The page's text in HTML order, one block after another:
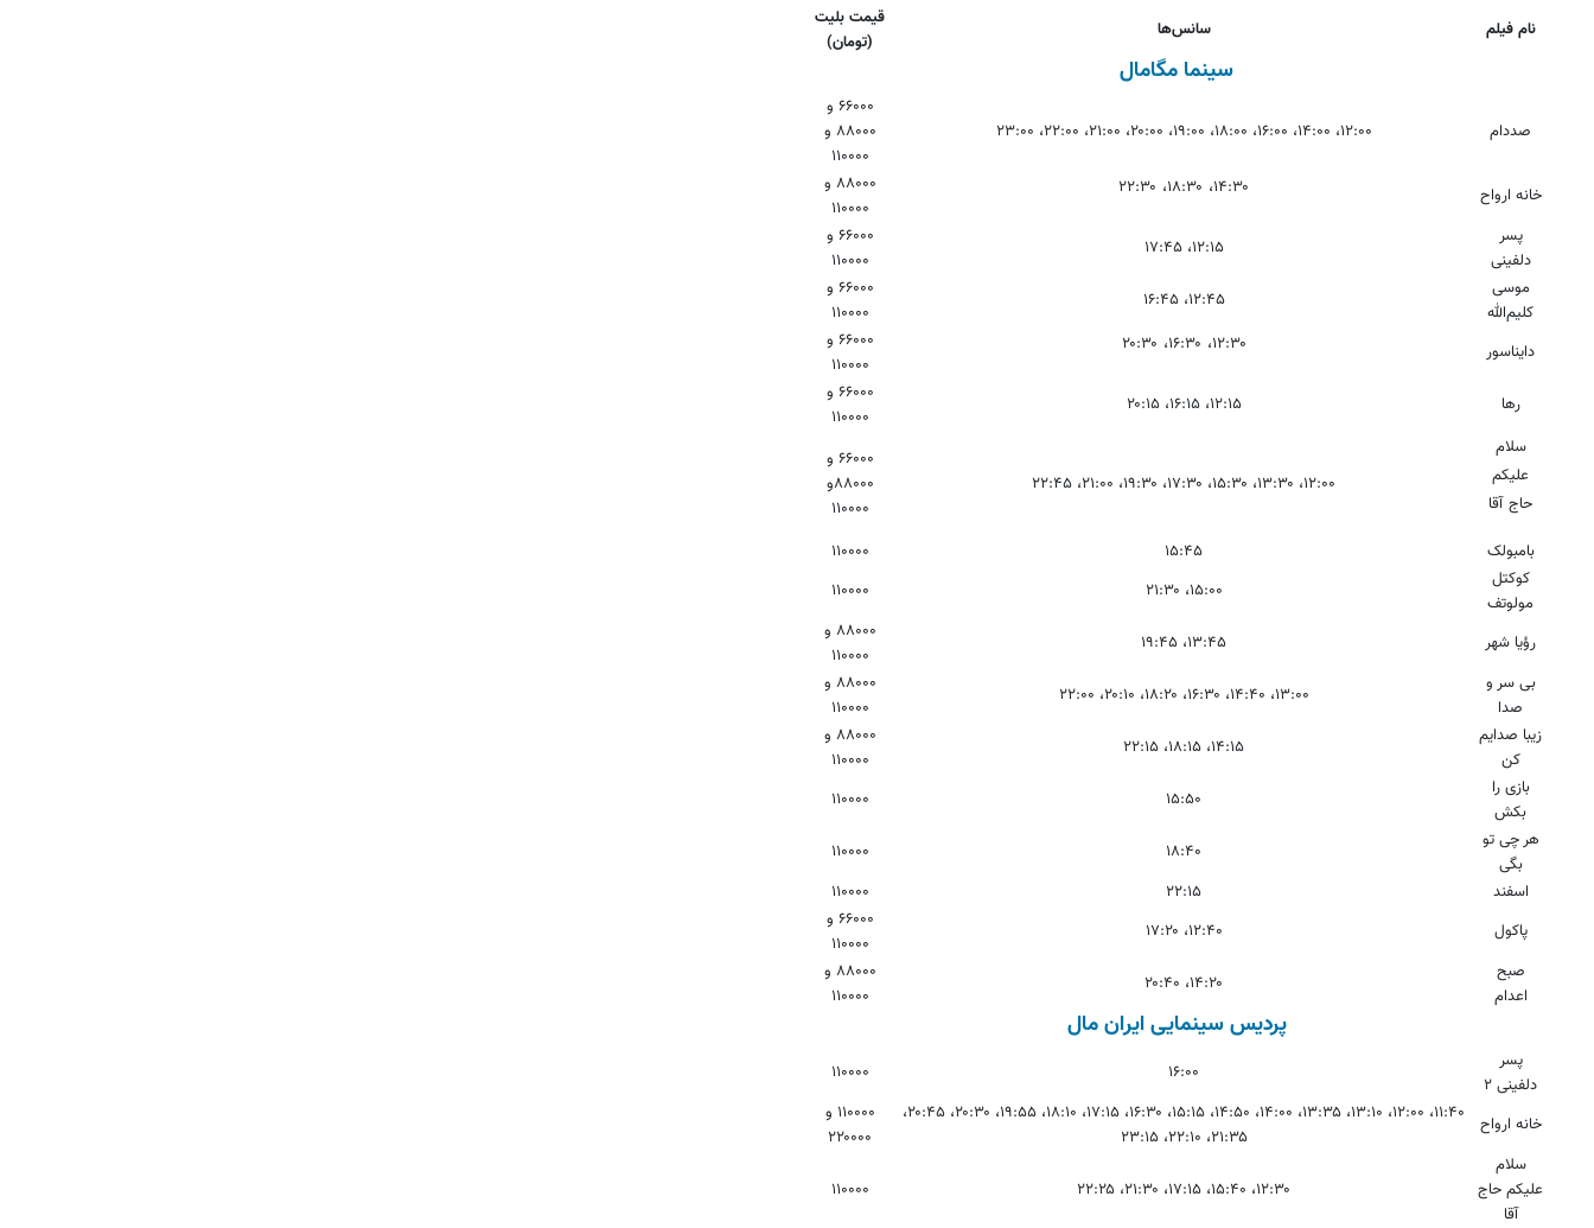
نام فیلم سانس‌ها
قیمت بلیت
(تومان)
سینما مگامال
صددام ۱۲:۰۰، ۱۴:۰۰، ۱۶:۰۰، ۱۸:۰۰، ۱۹:۰۰، ۲۰:۰۰، ۲۱:۰۰، ۲۲:۰۰، ۲۳:۰۰
۶۶۰۰۰ و
۸۸۰۰۰ و
۱۱۰۰۰۰
خانه ارواح
۱۴:۳۰، ۱۸:۳۰، ۲۲:۳۰
۸۸۰۰۰ و
۱۱۰۰۰۰
پسر
دلفینی
۱۲:۱۵، ۱۷:۴۵
۶۶۰۰۰ و
۱۱۰۰۰۰
موسی
کلیم‌الله
۱۲:۴۵، ۱۶:۴۵
۶۶۰۰۰ و
۱۱۰۰۰۰
دایناسور
۱۲:۳۰، ۱۶:۳۰، ۲۰:۳۰
۶۶۰۰۰ و
۱۱۰۰۰۰
رها
۱۲:۱۵، ۱۶:۱۵، ۲۰:۱۵
۶۶۰۰۰ و
۱۱۰۰۰۰
سلام
علیکم
حاج آقا
۱۲:۰۰، ۱۳:۳۰، ۱۵:۳۰، ۱۷:۳۰، ۱۹:۳۰، ۲۱:۰۰، ۲۲:۴۵
۶۶۰۰۰ و
۸۸۰۰۰و
۱۱۰۰۰۰
بامبولک
۱۵:۴۵
۱۱۰۰۰۰
کوکتل
مولوتف
۱۵:۰۰، ۲۱:۳۰ ۱۱۰۰۰۰
رؤیا شهر ۱۳:۴۵، ۱۹:۴۵
۸۸۰۰۰ و
۱۱۰۰۰۰
بی سر و
صدا
۱۳:۰۰، ۱۴:۴۰، ۱۶:۳۰، ۱۸:۲۰، ۲۰:۱۰، ۲۲:۰۰
۸۸۰۰۰ و
۱۱۰۰۰۰
زیبا صدایم
کن
۱۴:۱۵، ۱۸:۱۵، ۲۲:۱۵
۸۸۰۰۰ و
۱۱۰۰۰۰
بازی را
بکش
۱۵:۵۰
۱۱۰۰۰۰
هر چی تو
بگی
۱۸:۴۰
۱۱۰۰۰۰
اسفند
۲۲:۱۵
۱۱۰۰۰۰
پاکول
۱۲:۴۰، ۱۷:۲۰
۶۶۰۰۰ و
۱۱۰۰۰۰
صبح
اعدام
۱۴:۲۰، ۲۰:۴۰
۸۸۰۰۰ و
۱۱۰۰۰۰
پردیس سینمایی ایران مال
پسر
دلفینی ۲
۱۶:۰۰ ۱۱۰۰۰۰
خانه ارواح
۱۱:۴۰، ۱۲:۰۰، ۱۳:۱۰، ۱۳:۳۵، ۱۴:۰۰، ۱۴:۵۰، ۱۵:۱۵، ۱۶:۳۰، ۱۷:۱۵، ۱۸:۱۰، ۱۹:۵۵، ۲۰:۳۰، ۲۰:۴۵،
۲۱:۳۵، ۲۲:۱۰، ۲۳:۱۵
۱۱۰۰۰۰ و
۲۲۰۰۰۰
سلام
علیکم حاج
آقا
۱۲:۳۰، ۱۵:۴۰، ۱۷:۱۵، ۲۱:۳۰، ۲۲:۲۵ ۱۱۰۰۰۰